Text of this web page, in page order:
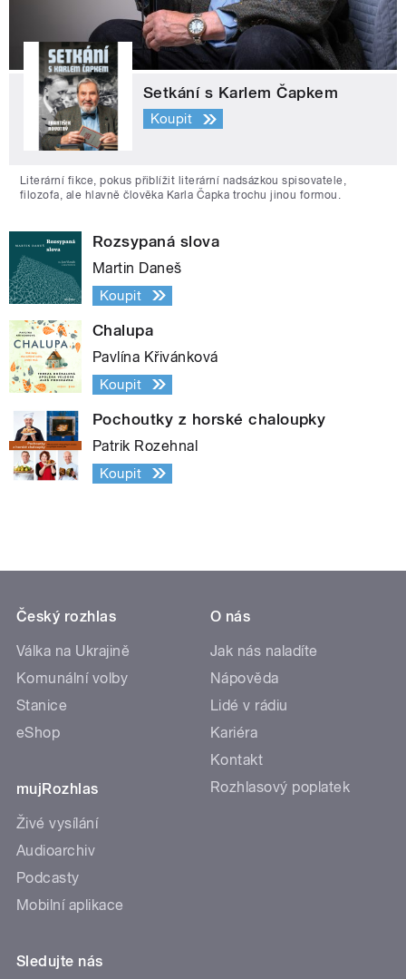
Setkání s Karlem Čapkem
Koupit
Literární fikce, pokus přiblížit literární nadsázkou spisovatele,
filozofa, ale hlavně člověka Karla Čapka trochu jinou formou.
Rozsypaná slova
Martin Daneš
Koupit
Chalupa
Pavlína Křivánková
Koupit
Pochoutky z horské chaloupky
Patrik Rozehnal
Koupit
Český rozhlas
Válka na Ukrajině
Komunální volby
Stanice
eShop
mujRozhlas
Živé vysílání
Audioarchiv
Podcasty
Mobilní aplikace
O nás
Jak nás naladíte
Nápověda
Lidé v rádiu
Kariéra
Kontakt
Rozhlasový poplatek
Sledujte nás